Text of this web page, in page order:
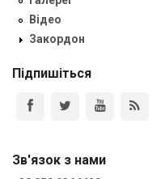
Відео
Закордон
Підпишіться
Зв'язок з нами